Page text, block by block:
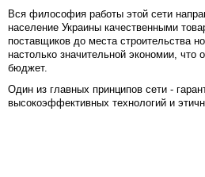
Вся философия работы этой сети
население Украины качественными
поставщиков до места строительства
настолько значительной экономии,
бюджет.
Один из главных принципов сети -
высокоэффективных технологий и